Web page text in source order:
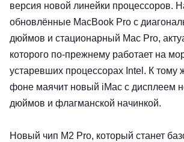
версия новой линейки процессоров.
обновлённые MacBook Pro с
дюймов и стационарный Mac Pro,
которого по-прежнему работает на
устаревших процессорах Intel. К тому
фоне маячит новый iMac с дисплеем
дюймов и флагманской начинкой.
Новый чип M2 Pro, который станет